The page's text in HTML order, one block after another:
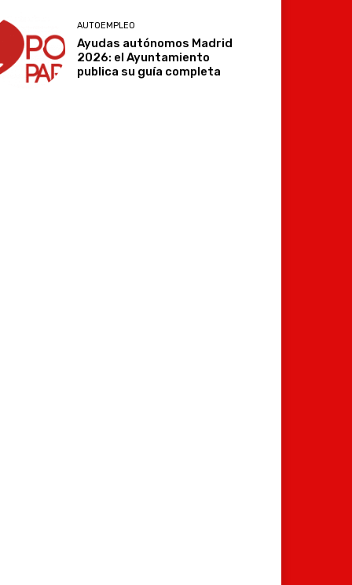
AUTOEMPLEO
Ayudas autónomos Madrid
2026: el Ayuntamiento
publica su guía completa